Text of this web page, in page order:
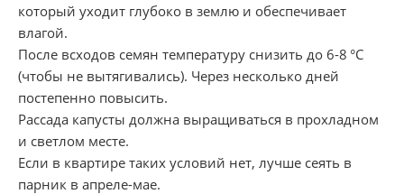
который уходит глубоко в землю и обеспечивает
влагой.
После всходов семян температуру снизить до 6-8 °С
(чтобы не вытягивались). Через несколько дней
постепенно повысить.
Рассада капусты должна выращиваться в прохладном
и светлом месте.
Если в квартире таких условий нет, лучше сеять в
парник в апреле-мае.